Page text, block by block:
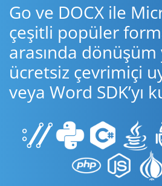
Go ve DOCX ile
çeşitli popüler
arasında
ücretsiz çevrimiçi
veya Word SDK’yı